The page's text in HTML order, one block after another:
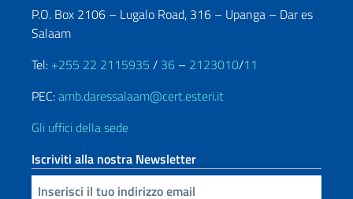
P.O. Box 2106 – Lugalo Road, 316 – Upanga – Dar es
Salaam
Tel: +255 22 2115935 / 36 – 2123010/11
PEC:amb.daressalaam@cert.esteri.it
Gli uffici della sede
Iscriviti alla nostra Newsletter
Inserisci la tua email